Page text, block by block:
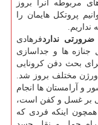
مربوطه آنرا بروز
پروتکل هایمان را
نداریم.
ضرورتی نداردفرهادی
جنازه ها و جداسازی
بحث دفن کرونایی
ورژن مختلف بروز شد.
و آرامستان ها انجام
بر غسل و کفن است،
اینکه فردی که